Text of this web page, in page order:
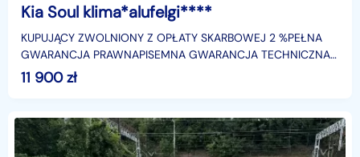
Kia Soul klima*alufelgi****
KUPUJĄCY ZWOLNIONY Z OPŁATY SKARBOWEJ 2 %PEŁNA
GWARANCJA PRAWNAPISEMNA GWARANCJA TECHNICZNA (
3 MIESIĄCE Z MOŻLIWOŚCIĄ PRZEDŁUŻENIA DO 2 LAT
)GWARANCJA OBOWIĄZ
11 900zł